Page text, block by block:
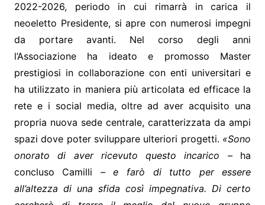
2022-2026, periodo in cui rimarrà in carica il
neoeletto Presidente, si apre con numerosi impegni
da portare avanti. Nel corso degli anni
l’Associazione ha ideato e promosso Master
prestigiosi in collaborazione con enti universitari e
ha utilizzato in maniera più articolata ed efficace la
rete e i social media, oltre ad aver acquisito una
propria nuova sede centrale, caratterizzata da ampi
spazi dove poter sviluppare ulteriori progetti. «Sono
onorato di aver ricevuto questo incarico – ha
concluso Camilli – e farò di tutto per essere
all’altezza di una sfida così impegnativa. Di certo